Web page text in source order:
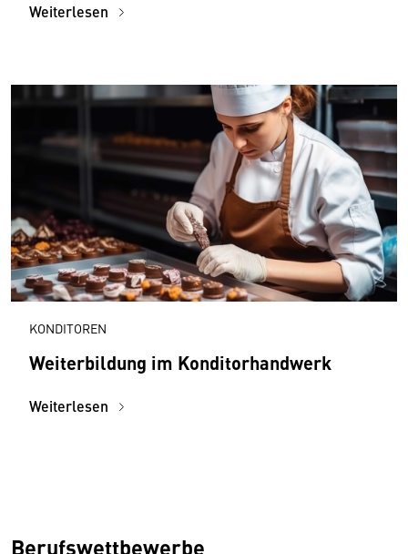
Weiterlesen
KONDITOREN
Weiterbildung im Konditorhandwerk
Weiterlesen
Berufswettbewerbe